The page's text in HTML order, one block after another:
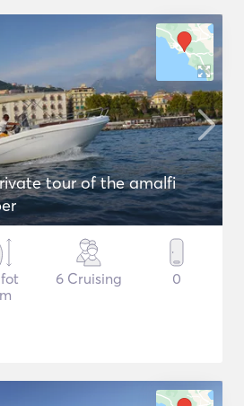
tour of the amalfi
6 Cruising 0